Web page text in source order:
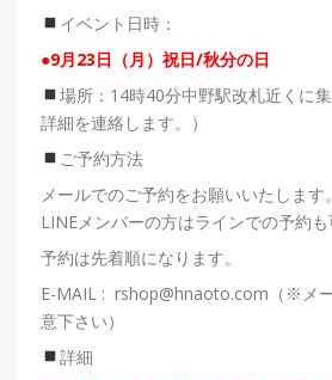
イベント日時：
●9月23日（月）祝日/秋分の日
場所：14時40分中野駅改札近くに
詳細を連絡します。）
ご予約方法
メールでのご予約をお願いいたします
LINEメンバーの方はラインでの予約も
予約は先着順になります。
E-MAIL : rshop@hnaoto.com （ ※ メ
意下さい）
詳細